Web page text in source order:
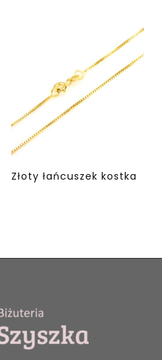
Złoty łańcuszek kostka